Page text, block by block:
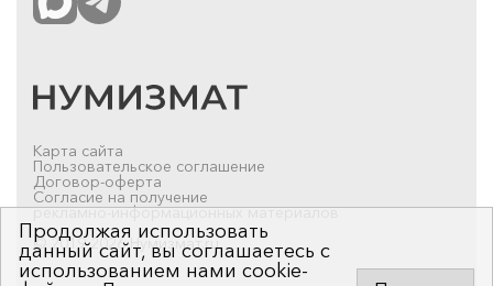
Карта сайта
Пользовательское соглашение
Договор-оферта
Согласие на получение
рекламно-информационных материалов
© 2019-2026 Нумизмат.ru
Продолжая использовать
данный сайт, вы соглашаетесь с
использованием нами cookie-